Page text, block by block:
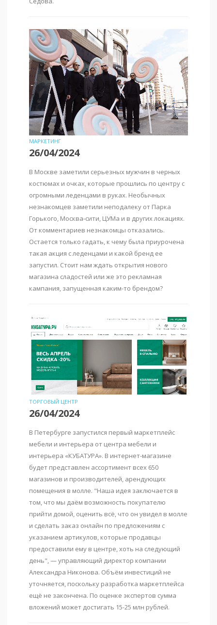
МАРКЕТИНГ
26/04/2024
В Москве заметили серьезных мужчин в черных
костюмах и очках, которые прошлись по центру с
огромными леденцами в руках. Необычных
незнакомцев заметили неподалеку от Парка
Горького, Москва-сити, ЦУМа и в других локациях.
От комментариев незнакомцы отказались.
Остается только гадать, к чему была приурочена
такая акция с леденцами и какой бренд ее
запустил. Стоит нам ждать открытия нового
магазина сладостей или же это рекламная
кампания, запущенная каким-то брендом?
ТОРГОВЫЙ ЦЕНТР
26/04/2024
В Петербурге запустился первый маркетплейс
мебели и интерьера от центра мебели и
интерьера «КУБАТУРА». В интернет-магазине
будет представлен ассортимент всех 650
магазинов и производителей, арендующих
помещения в молле. "Наша идея заключается в
том, что мы даём возможность покупателю
прийти домой, оценить всё, что он увидел в молле
и сделать заказ онлайн по предложениям с
указанием артикулов, которые продавцы
предоставили ему в центре, хоть на следующий
день", — управляющий директор компании
Александра Никонова. Объём инвестиций не
уточняется, поскольку разработка маркетплейса
ещё не закончена. По оценке экспертов сумма
вложений может достигать 15-25 млн рублей.